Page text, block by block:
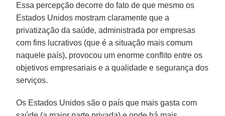
Essa percepção decorre do fato de que mesmo os
Estados Unidos mostram claramente que a
privatização da saúde, administrada por empresas
com fins lucrativos (que é a situação mais comum
naquele país), provocou um enorme conflito entre os
objetivos empresariais e a qualidade e segurança dos
serviços.
Os Estados Unidos são o país que mais gasta com